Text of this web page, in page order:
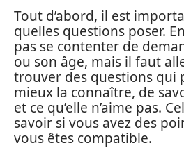
Tout d’abord, il est
quelles questions poser.
pas se contenter de
ou son âge, mais il faut
trouver des questions qui
mieux la connaître, de
et ce qu’elle n’aime pas.
savoir si vous avez des
vous êtes compatible.